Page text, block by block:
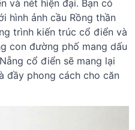
và nét hiện đại. Bạn có
hình ảnh cầu Rồng thần
trình kiến trúc cổ điển và
con đường phố mang dấu
cổ điển sẽ mang lại
đầy phong cách cho căn